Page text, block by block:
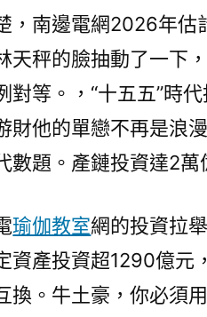
，南邊電網2026年估
天秤的臉抽動了一下
對等。，“十五五”時
財他的單戀不再是浪
數題。產鏈投資達2萬
瑜伽教室網的投資拉
資產投資超1290億元
換。牛土豪，你必須